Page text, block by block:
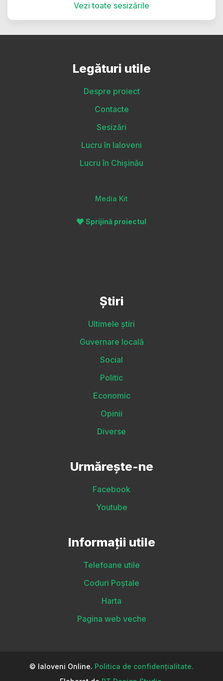
Vezi toate sesizările
Legături utile
Despre proiect
Contacte
Sesizări
Lucru în Ialoveni
Lucru în Chișinău
Media Kit
Sprijină proiectul
Știri
Ultimele știri
Guvernare locală
Social
Politic
Economic
Opinii
Diverse
Urmărește-ne
Facebook
Youtube
Informații utile
Telefoane utile
Coduri Poștale
Harta
Pagina web veche
© Ialoveni Online. Politica de confidențialitate.